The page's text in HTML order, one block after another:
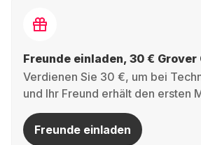
Freunde einladen, 30 € Grover
Verdienen Sie 30 €, um bei
und Ihr Freund erhält den ersten
Freunde einladen